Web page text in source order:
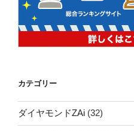
カテゴリー
ダイヤモンドZAi (32)